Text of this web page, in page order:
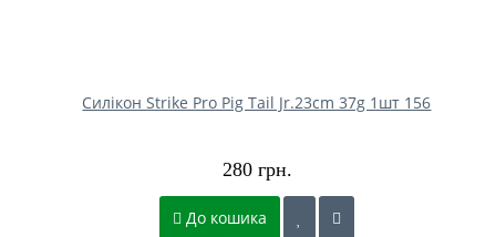
Силікон Strike Pro Pig Tail Jr.23cm 37g 1шт 156
280 грн.
До кошика